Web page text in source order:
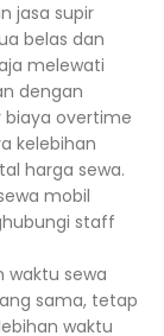
jasa supir
belas dan
melewati
dengan
biaya overtime
kelebihan
harga sewa.
mobil
staff
waktu sewa
sama, tetap
waktu